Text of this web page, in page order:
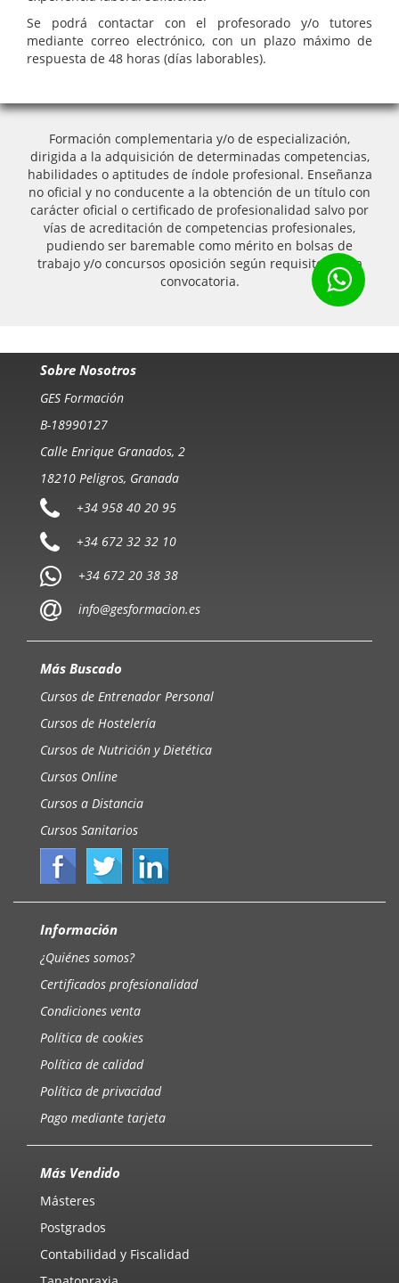
Se podrá contactar con el profesorado y/o tutores
mediante correo electrónico, con un plazo máximo de
respuesta de 48 horas (días laborables).
Formación complementaria y/o de especialización,
dirigida a la adquisición de determinadas competencias,
habilidades o aptitudes de índole profesional. Enseñanza
no oficial y no conducente a la obtención de un título con
carácter oficial o certificado de profesionalidad salvo por
vías de acreditación de competencias profesionales,
pudiendo ser baremable como mérito en bolsas de
trabajo y/o concursos oposición según requisitos de la
convocatoria.
Sobre Nosotros
GES Formación
B-18990127
Calle Enrique Granados, 2
18210 Peligros, Granada
+34 958 40 20 95
+34 672 32 32 10
+34 672 20 38 38
info@gesformacion.es
Más Buscado
Cursos de Entrenador Personal
Cursos de Hostelería
Cursos de Nutrición y Dietética
Cursos Online
Cursos a Distancia
Cursos Sanitarios
Información
¿Quiénes somos?
Certificados profesionalidad
Condiciones venta
Política de cookies
Política de calidad
Política de privacidad
Pago mediante tarjeta
Más Vendido
Másteres
Postgrados
Contabilidad y Fiscalidad